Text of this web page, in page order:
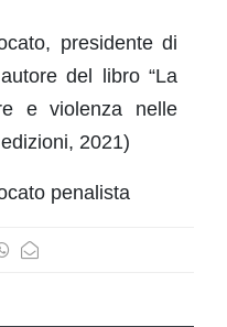
presidente di
del libro “La
e violenza nelle
2021)
penalista